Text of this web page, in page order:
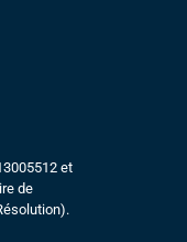
et
de